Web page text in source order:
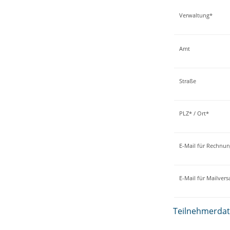
Verwaltung*
Amt
Straße
PLZ* / Ort*
E-Mail für
E-Mail für